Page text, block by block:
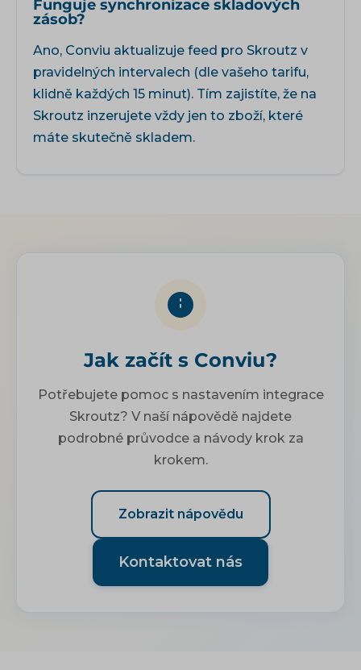
Funguje synchronizace skladových
zásob?
Ano, Conviu aktualizuje feed pro Skroutz v
pravidelných intervalech (dle vašeho tarifu,
klidně každých 15 minut). Tím zajistíte, že na
Skroutz inzerujete vždy jen to zboží, které
máte skutečně skladem.
Jak začít s Conviu?
Potřebujete pomoc s nastavením integrace
Skroutz? V naší nápovědě najdete
podrobné průvodce a návody krok za
krokem.
Zobrazit nápovědu
Kontaktovat nás